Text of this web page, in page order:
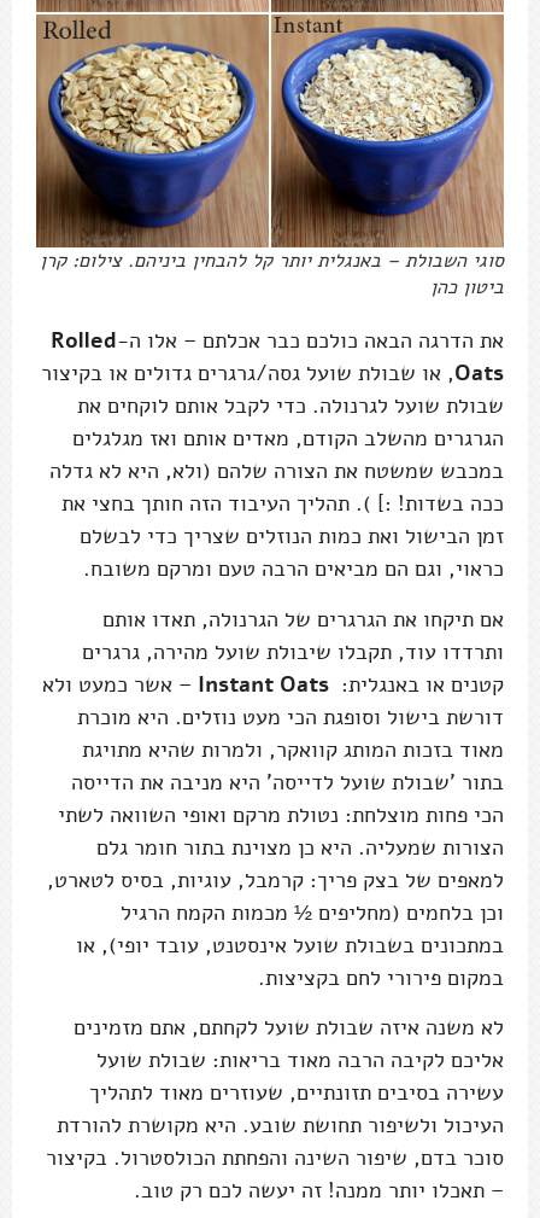
סוגי השבולת – באנגלית יותר קל להבחין ביניהם. צילום: קרן
ביטון כהן
את הדרגה הבאה כולכם כבר אכלתם – אלו ה-Rolled
Oats, או שבולת שועל גסה/גרגרים גדולים או בקיצור
שבולת שועל לגרנולה. כדי לקבל אותם לוקחים את
הגרגרים מהשלב הקודם, מאדים אותם ואז מגלגלים
במכבש שמשטח את הצורה שלהם (ולא, היא לא גדלה
ככה בשדות! :] ). תהליך העיבוד הזה חותך בחצי את
זמן הבישול ואת כמות הנוזלים שצריך כדי לבשלם
כראוי, וגם הם מביאים הרבה טעם ומרקם משובח.
אם תיקחו את הגרגרים של הגרנולה, תאדו אותם
ותרדדו עוד, תקבלו שיבולת שועל מהירה, גרגרים
קטנים או באנגלית: Instant Oats – אשר כמעט ולא
דורשת בישול וסופגת הכי מעט נוזלים. היא מוכרת
מאוד בזכות המותג קוואקר, ולמרות שהיא מתויגת
בתור 'שבולת שועל לדייסה' היא מניבה את הדייסה
הכי פחות מוצלחת: נטולת מרקם ואופי השוואה לשתי
הצורות שמעליה. היא כן מצוינת בתור חומר גלם
למאפים של בצק פריך: קרמבל, עוגיות, בסיס לטארט,
וכן בלחמים (מחליפים ½ מכמות הקמח הרגיל
במתכונים בשבולת שועל אינסטנט, עובד יופי), או
במקום פירורי לחם בקציצות.
לא משנה איזה שבולת שועל לקחתם, אתם מזמינים
אליכם לקיבה הרבה מאוד בריאות: שבולת שועל
עשירה בסיבים תזונתיים, שעוזרים מאוד לתהליך
העיכול ולשיפור תחושת שובע. היא מקושרת להורדת
סוכר בדם, שיפור השינה והפחתת הכולסטרול. בקיצור
– תאכלו יותר ממנה! זה יעשה לכם רק טוב.